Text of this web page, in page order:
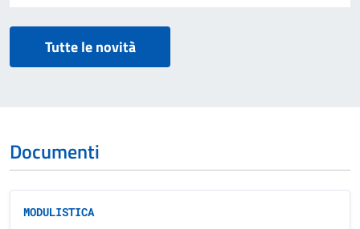
Tutte le novità
Documenti
MODULISTICA